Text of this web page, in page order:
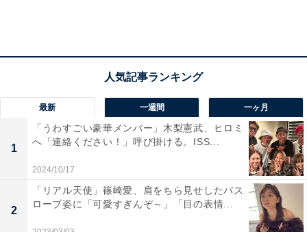
最新 一週間 一ヶ月
1
「うわすごい豪華メンバー」木梨憲武、ヒロミ
へ「連絡ください！」呼び掛ける。ISS...
2024/10/17
2
「リアル天使」篠崎愛、肩をちら見せしたバス
ローブ姿に「可愛すぎんぞ～」「目の表情...